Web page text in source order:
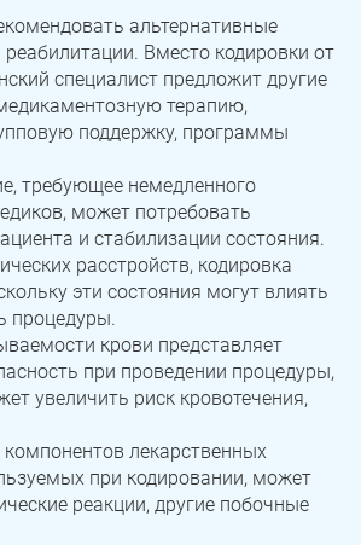
альтернативные
Вместо кодировки от
специалист предложит другие
терапию,
поддержку, программы
требующее немедленного
может потребовать
и стабилизации состояния.
расстройств, кодировка
эти состояния могут влиять
процедуры.
крови представляет
при проведении процедуры,
увеличить риск кровотечения,
лекарственных
при кодировании, может
реакции, другие побочные